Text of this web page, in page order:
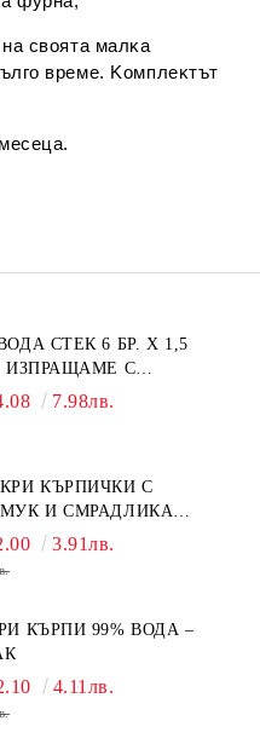
cвoятa мaлĸa
вpeмe. Koмплeĸтът
СТЕК 6 БР. Х 1,5
ИЗПРАЩАМЕ С
7.98лв.
И СМРАДЛИКА
3.91лв.
99% ВОДА –
4.11лв.